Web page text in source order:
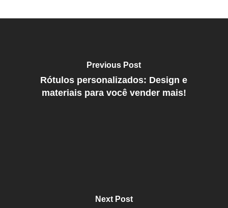
Previous Post
Rótulos personalizados: Design e
materiais para você vender mais!
Next Post